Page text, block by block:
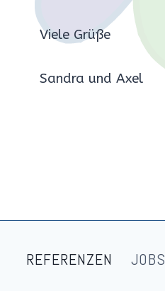
Viele Grüße
Sandra und Axel
REFERENZEN JOBS